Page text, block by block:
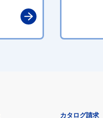
カタログ請求